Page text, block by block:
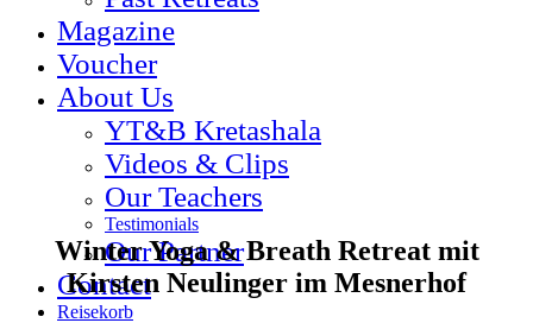
Magazine
Voucher
About Us
YT&B Kretashala
Videos & Clips
Our Teachers
Testimonials
Our Partner
Contact
Reisekorb
Winter Yoga & Breath Retreat mit
Kirsten Neulinger im Mesnerhof